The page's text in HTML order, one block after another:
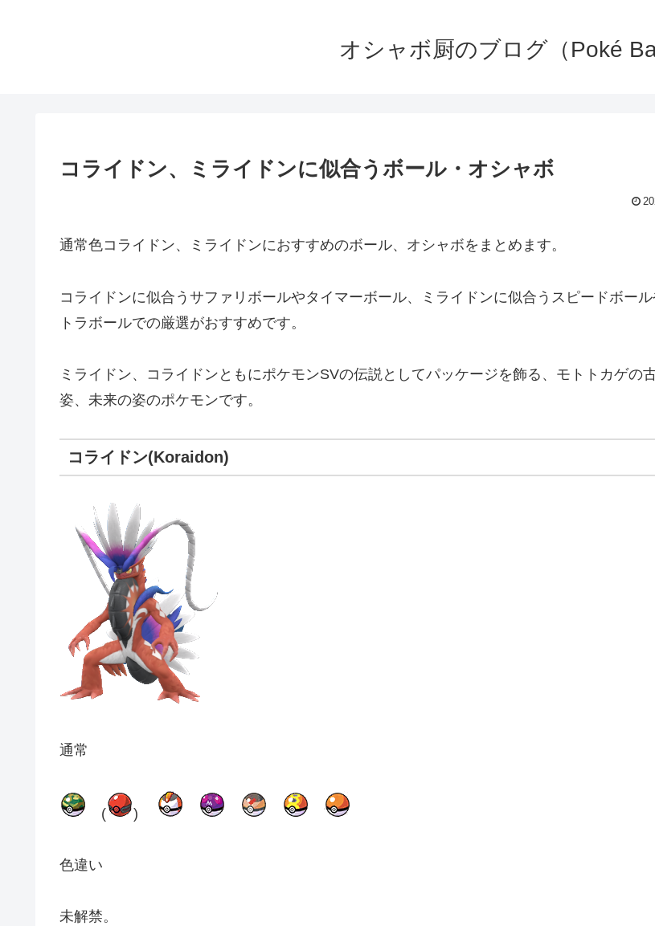
オシャボ厨のブログ（Poké
コライドン、ミライドンに似合うボール・オシャボ
通常色コライドン、ミライドンにおすすめのボール、オシャボをまとめます。
コライドンに似合うサファリボールやタイマーボール、ミライドンに似合うスピードボー
トラボールでの厳選がおすすめです。
ミライドン、コライドンともにポケモンSVの伝説としてパッケージを飾る、モトトカゲの
姿、未来の姿のポケモンです。
コライドン(Koraidon)
通常
( )
色違い
未解禁。